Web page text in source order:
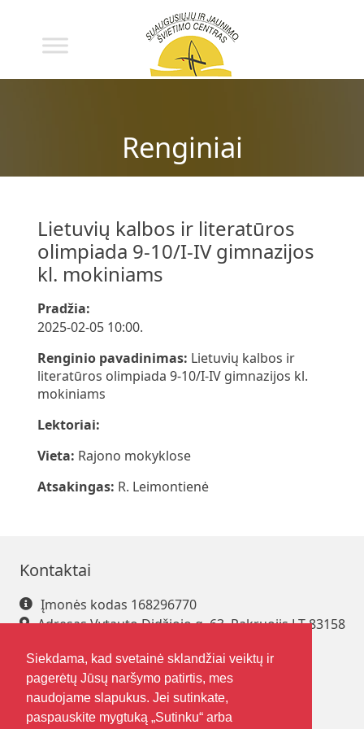
Renginiai
Lietuvių kalbos ir literatūros
olimpiada 9-10/I-IV gimnazijos
kl. mokiniams
Pradžia:
2025-02-05 10:00.
Renginio pavadinimas: Lietuvių kalbos ir
literatūros olimpiada 9-10/I-IV gimnazijos kl.
mokiniams
Lektoriai:
Vieta: Rajono mokyklose
Atsakingas: R. Leimontienė
Kontaktai
Įmonės kodas 168296770
Adresas Vytauto Didžiojo g. 63, Pakruojis LT-83158
El. paštaspakrsjc@gmail.com
Siekdama, kad svetainė sklandžiai veiktų ir
pagerėtų Jūsų naršymo patirtis, mes
naudojame slapukus. Jei sutinkate,
paspauskite mygtuką „Sutinku“ arba